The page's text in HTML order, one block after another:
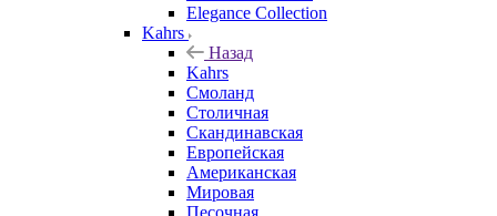
Elegance Collection
Kahrs
Назад
Kahrs
Смоланд
Столичная
Скандинавская
Европейская
Американская
Мировая
Песочная